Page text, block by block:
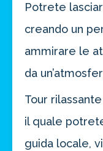
Potrete
creando un
ammirare le
da
Tour
il quale
guida locale,
4